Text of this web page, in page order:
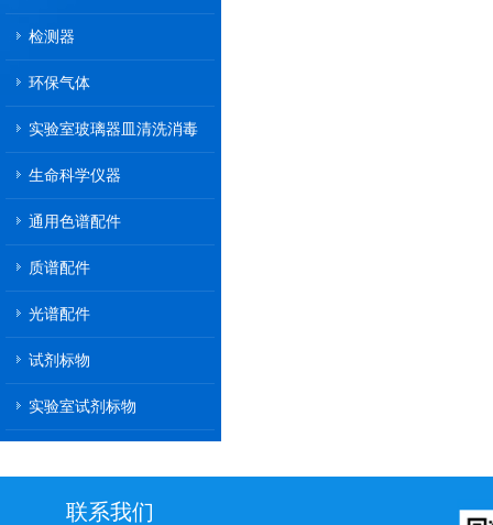
检测器
环保气体
实验室玻璃器皿清洗消毒
生命科学仪器
通用色谱配件
质谱配件
光谱配件
试剂标物
实验室试剂标物
联系我们